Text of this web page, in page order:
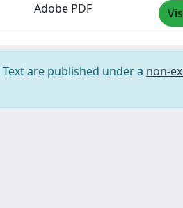
Adobe PDF
are published under a non-